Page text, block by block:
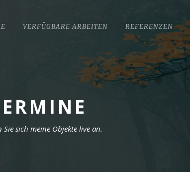
VERFÜGBARE ARBEITEN REFERENZEN
Sie sich meine Objekte live an.